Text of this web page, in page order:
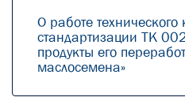
О работе технического
стандартизации ТК
продукты его
маслосемена»